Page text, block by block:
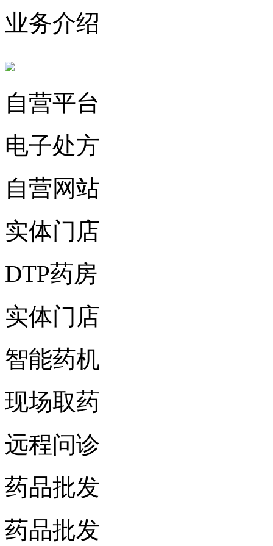
业务介绍
自营平台
电子处方
自营网站
实体门店
DTP药房
实体门店
智能药机
现场取药
远程问诊
药品批发
药品批发